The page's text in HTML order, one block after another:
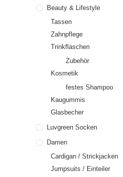
Beauty & Lifestyle
Tassen
Zahnpflege
Trinkflaschen
Zubehör
Kosmetik
festes Shampoo
Kaugummis
Glasbecher
Luvgreen Socken
Damen
Cardigan / Strickjacken
Jumpsuits / Einteiler